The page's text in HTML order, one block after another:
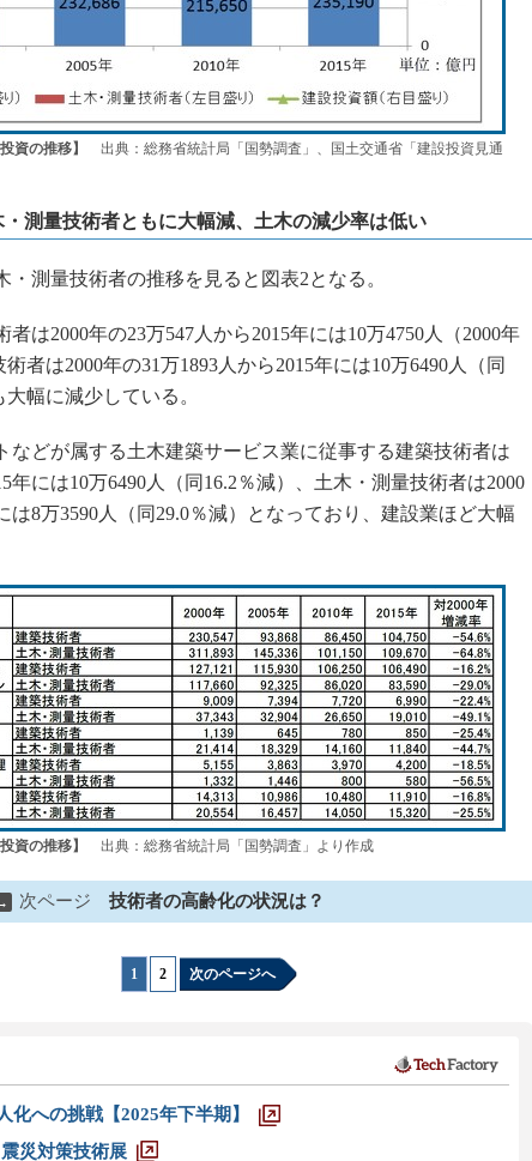
資の推移】
出典：総務省統計局「国勢調査」、国土交通省「建設投資見通
測量技術者ともに大幅減、土木の減少率は低い
測量技術者の推移を見ると図表2となる。
は2000年の23万547人から2015年には10万4750人（2000年
者は2000年の31万1893人から2015年には10万6490人（同
幅に減少している。
どが属する土木建築サービス業に従事する建築技術者は
年には10万6490人（同16.2％減）、土木・測量技術者は2000
は8万3590人（同29.0％減）となっており、建設業ほど大幅
資の推移】 出典：総務省統計局「国勢調査」より作成
次ページ 技術者の高齢化の状況は？
1 2 次のページへ
化への挑戦【2025年下半期】
災対策技術展